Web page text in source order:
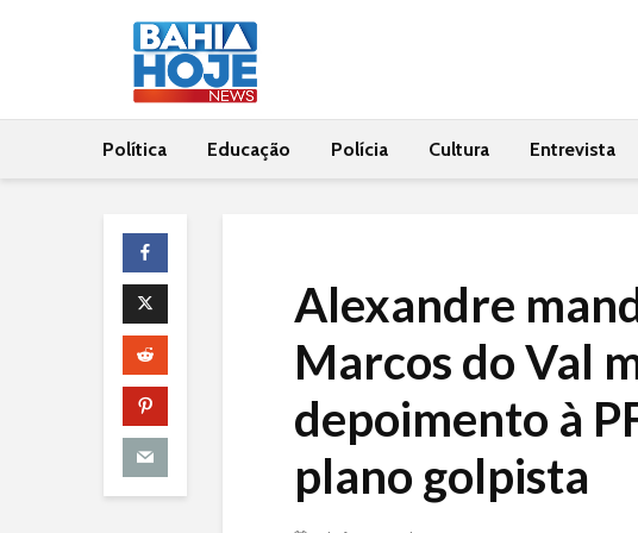
Política Educação Polícia Cultura Entrevista
Alexandre
Marcos do Val
depoimento à
plano golpista